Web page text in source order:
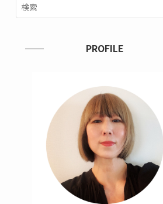
PROFILE